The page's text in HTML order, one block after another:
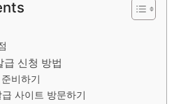
급 신청 방법
비하기
사이트 방문하기